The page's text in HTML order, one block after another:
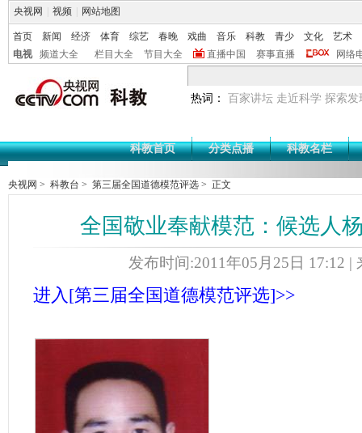
央视网 视频 网站地图
首页 新闻 经济 体育 综艺 春晚 戏曲 音乐 科教 青少 文化
艺术
电视
频道大全 栏目大全 节目大全 直播中国 赛事直播 网络
热词： 百家讲坛 走近科学 探索发
科教首页 分类点播 科教名栏
央视网 > 科教台 > 第三届全国道德模范评选 > 正文
全国敬业奉献模范：候选人
发布时间:2011年05月25日 17:12 |
进入[第三届全国道德模范评选]>>